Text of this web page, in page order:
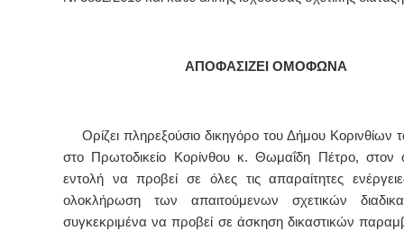
ΑΠΟΦΑΣΙΖΕΙ ΟΜΟΦΩΝΑ
Ορίζει πληρεξούσιο δικηγόρο του Δήμου Κορινθίων
στο Πρωτοδικείο Κορίνθου κ. Θωμαΐδη Πέτρο, στον
εντολή να προβεί σε όλες τις απαραίτητες
ολοκλήρωση των απαιτούμενων σχετικών
συγκεκριμένα να προβεί σε άσκηση δικαστικών